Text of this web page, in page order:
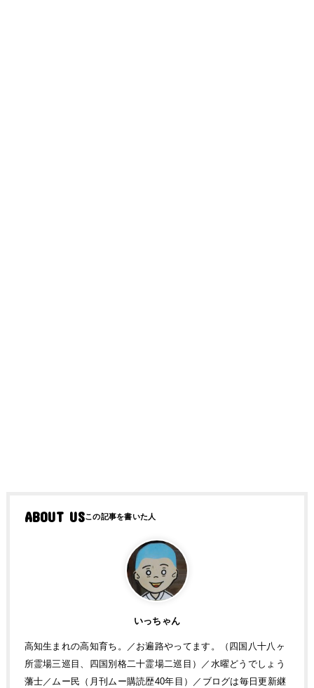
ABOUT US
いっちゃん
高知生まれの高知育ち。／お遍路やってます。（四国八十八ヶ
所霊場三巡目、四国別格二十霊場二巡目）／水曜どうでしょう
藩士／ムー民（月刊ムー購読歴40年目）／ブログは毎日更新継